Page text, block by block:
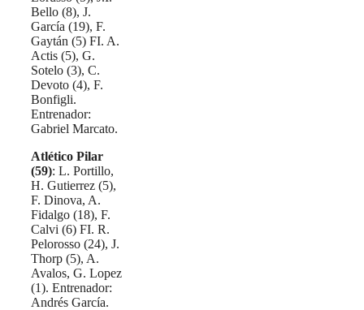
Bello (8), J.
García (19), F.
Gaytán (5) FI. A.
Actis (5), G.
Sotelo (3), C.
Devoto (4), F.
Bonfigli.
Entrenador:
Gabriel Marcato.
Atlético Pilar
(59): L. Portillo,
H. Gutierrez (5),
F. Dinova, A.
Fidalgo (18), F.
Calvi (6) FI. R.
Pelorosso (24), J.
Thorp (5), A.
Avalos, G. Lopez
(1). Entrenador:
Andrés García.